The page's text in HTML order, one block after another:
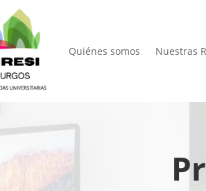
Quiénes somos Nuestras